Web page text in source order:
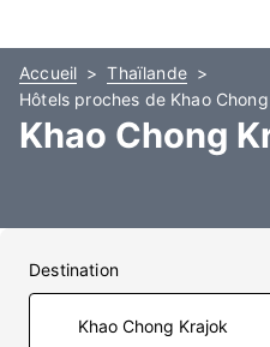
Accueil
Thaïlande
Hôtels proches de Khao
Khao Chong
Destination